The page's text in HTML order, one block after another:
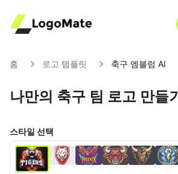
홈 로고 템플릿 축구 엠블럼 AI
나만의 축구 팀 로고 만들기
스타일 선택